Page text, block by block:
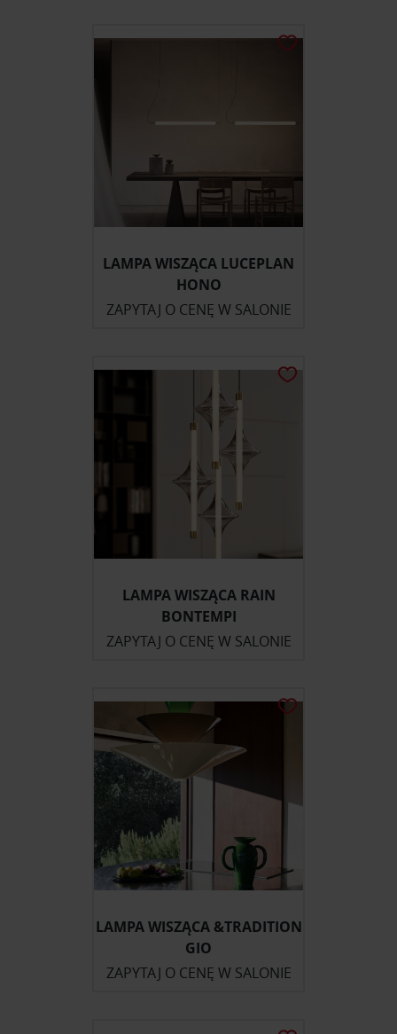
LAMPA WISZĄCA LUCEPLAN
HONO
ZAPYTAJ O CENĘ W SALONIE
LAMPA WISZĄCA RAIN
BONTEMPI
ZAPYTAJ O CENĘ W SALONIE
LAMPA WISZĄCA &TRADITION
GIO
ZAPYTAJ O CENĘ W SALONIE